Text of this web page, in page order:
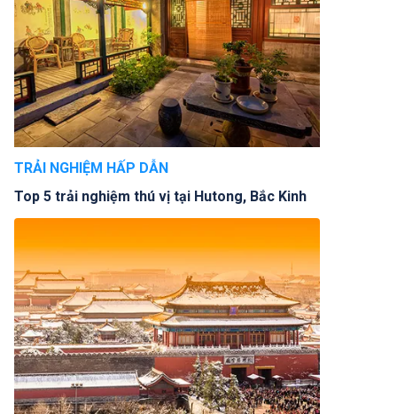
TRẢI NGHIỆM HẤP DẪN
Top 5 trải nghiệm thú vị tại Hutong, Bắc Kinh